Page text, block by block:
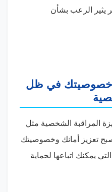
يثير الرعب بشأن
وخصوصيتك في ظل
المراقبة الشخصية مثل
تعزيز أمانك وخصوصيتك
يمكنك اتباعها لحماية